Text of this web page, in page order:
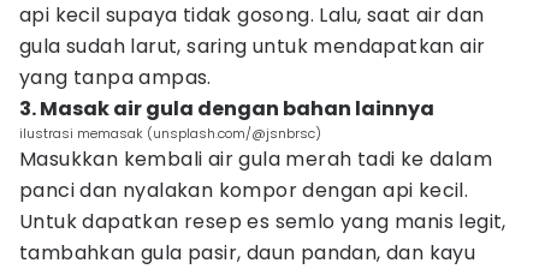
api kecil supaya tidak gosong. Lalu, saat air dan
gula sudah larut, saring untuk mendapatkan air
yang tanpa ampas.
3. Masak air gula dengan bahan lainnya
ilustrasi memasak (unsplash.com/@jsnbrsc)
Masukkan kembali air gula merah tadi ke dalam
panci dan nyalakan kompor dengan api kecil.
Untuk dapatkan resep es semlo yang manis legit,
tambahkan gula pasir, daun pandan, dan kayu